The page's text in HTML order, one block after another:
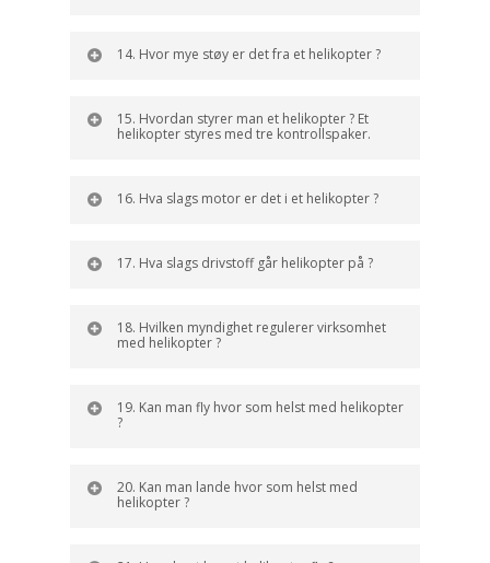
14. Hvor mye støy er det fra et helikopter ?
15. Hvordan styrer man et helikopter ? Et
helikopter styres med tre kontrollspaker.
16. Hva slags motor er det i et helikopter ?
17. Hva slags drivstoff går helikopter på ?
18. Hvilken myndighet regulerer virksomhet
med helikopter ?
19. Kan man fly hvor som helst med helikopter
?
20. Kan man lande hvor som helst med
helikopter ?